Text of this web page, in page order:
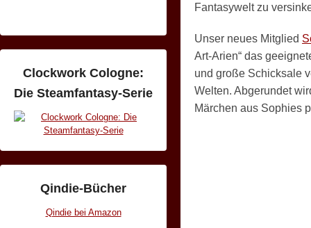
Fantasywelt zu
Unser neues Mitglied
Art-Arien“ das
und große Schicksale
Welten. Abgerundet
Märchen aus Sophies
Clockwork Cologne:
Die Steamfantasy-Serie
Qindie-Bücher
Qindie bei Amazon